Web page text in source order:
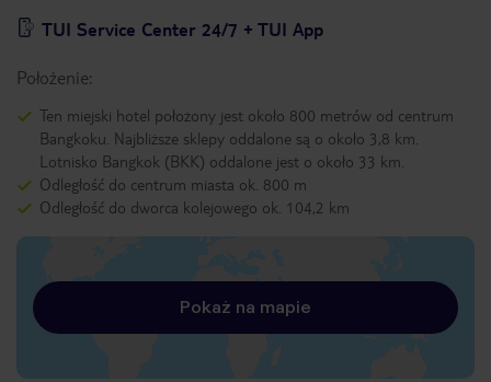
TUI Service Center 24/7 + TUI App
Położenie:
Ten miejski hotel położony jest około 800 metrów od centrum
Bangkoku. Najbliższe sklepy oddalone są o około 3,8 km.
Lotnisko Bangkok (BKK) oddalone jest o około 33 km.
Odległość do centrum miasta ok. 800 m
Odległość do dworca kolejowego ok. 104,2 km
Pokaż na mapie